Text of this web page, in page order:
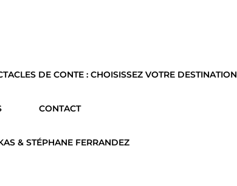
DE CONTE : CHOISISSEZ VOTRE DESTINATION
CONTACT
& STÉPHANE FERRANDEZ